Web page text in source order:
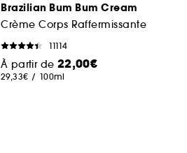
Brazilian Bum Bum Cream
Crème Corps Raffermissante
11114
À partir de 22,00€
29,33€ / 100ml